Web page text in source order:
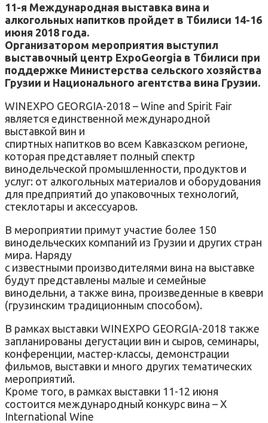
11-я Международная выставка вина и
алкогольных напитков пройдет в Тбилиси 14-16
июня 2018 года.
Организатором мероприятия выступил
выставочный центр ExpoGeorgia в Тбилиси при
поддержке Министерства сельского хозяйства
Грузии и Национального агентства вина Грузии.
WINEXPO GEORGIA-2018 – Wine and Spirit Fair
является единственной международной
выставкой вин и
спиртных напитков во всем Кавказском регионе,
которая представляет полный спектр
винодельческой промышленности, продуктов и
услуг: от алкогольных материалов и оборудования
для предприятий до упаковочных технологий,
стеклотары и аксессуаров.
В мероприятии примут участие более 150
винодельческих компаний из Грузии и других стран
мира. Наряду
с известными производителями вина на выставке
будут представлены малые и семейные
винодельни, а также вина, произведенные в квеври
(грузинским традиционным способом).
В рамках выставки WINEXPO GEORGIA-2018 также
запланированы дегустации вин и сыров, семинары,
конференции, мастер-классы, демонстрации
фильмов, выставки и много других тематических
мероприятий.
Кроме того, в рамках выставки 11-12 июня
состоится международный конкурс вина – X
International Wine